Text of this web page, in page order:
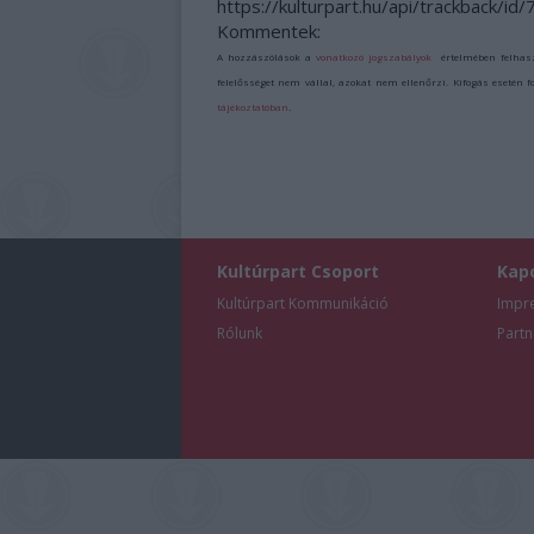
https://kulturpart.hu/api/trackback/id/
Kommentek:
A hozzászólások avonatkozó jogszabályok értelmében
felelősséget nem vállal, azokat nem ellenőrzi. Kifogás esetén
tájékoztatóban
Kultúrpart Csoport
Kultúrpart Kommunikáció
Rólunk